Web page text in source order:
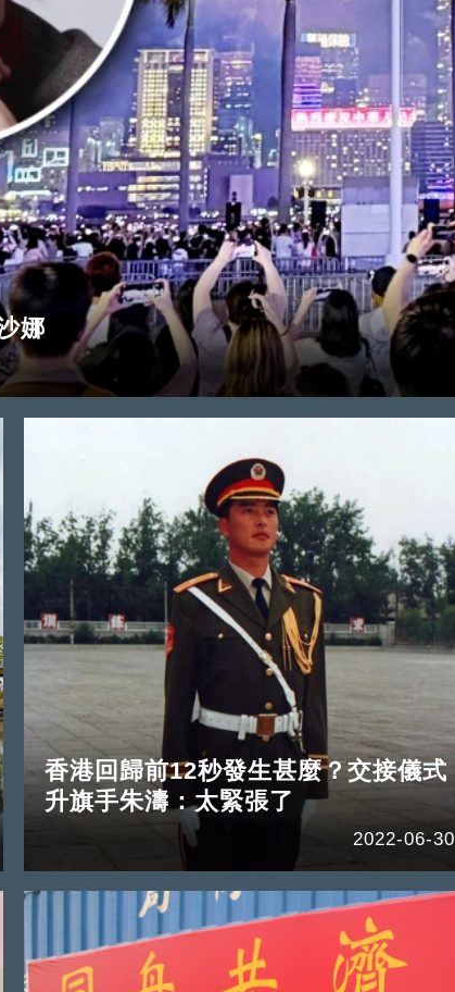
娜
香港回歸前12秒發生甚麼？交接儀式
升旗手朱濤：太緊張了
2022-06-30